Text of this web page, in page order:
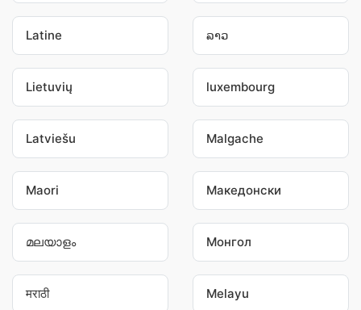
Latine ລາວ
Lietuvių luxembourg
Latviešu Malgache
Maori Македонски
മലയാളം Монгол
मराठी Melayu